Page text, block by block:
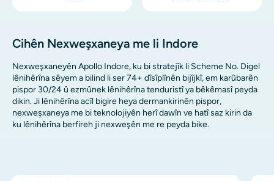
Cihên Nexweşxaneya me li Indore
Nexweşxaneyên Apollo Indore, ku bi stratejîk li Scheme No. Digel
lênihêrîna sêyem a bilind li ser 74+ dîsîplînên bijîjkî, em karûbarên
pispor 30/24 û ezmûnek lênihêrîna tenduristî ya bêkêmasî peyda
dikin. Ji lênihêrîna acîl bigire heya dermankirinên pispor,
nexweşxaneya me bi teknolojiyên herî dawîn ve hatî saz kirin da
ku lênihêrîna berfireh ji nexweşên me re peyda bike.